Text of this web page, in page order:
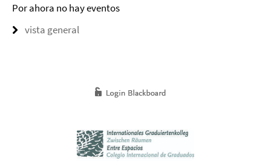
Por ahora no hay eventos
vista general